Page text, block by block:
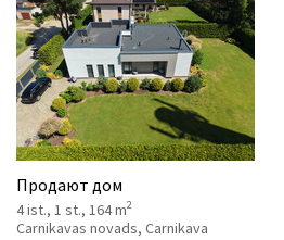
Продают дом
4 ist., 1 st., 164 m2
Carnikavas novads, Carnikava